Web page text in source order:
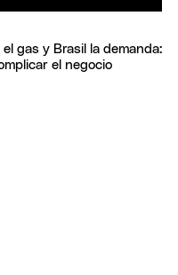
gas y Brasil la demanda:
el negocio